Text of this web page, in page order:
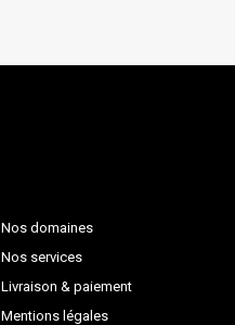
Nos domaines
Nos services
Livraison & paiement
Mentions légales